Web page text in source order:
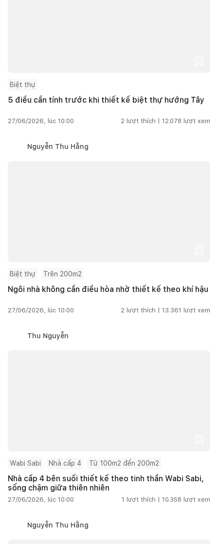
Biệt thự
5 điều cần tính trước khi thiết kế biệt thự hướng Tây
27/06/2026, lúc 10:00 2 lượt thích | 12.078 lượt xem
Nguyễn Thu Hằng
Biệt thự Trên 200m2
Ngôi nhà không cần điều hòa nhờ thiết kế theo khí hậu
27/06/2026, lúc 10:00 2 lượt thích | 13.361 lượt xem
Thu Nguyễn
Wabi Sabi Nhà cấp 4 Từ 100m2 đến 200m2
Nhà cấp 4 bên suối thiết kế theo tinh thần Wabi Sabi,
sống chậm giữa thiên nhiên
27/06/2026, lúc 10:00 1 lượt thích | 10.358 lượt xem
Nguyễn Thu Hằng